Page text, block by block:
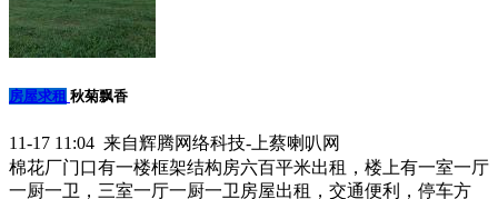
房屋求租 秋菊飘香
11-17 11:04 来自辉腾网络科技-上蔡喇叭网
棉花厂门口有一楼框架结构房六百平米出租，楼上有一室一厅
一厨一卫，三室一厅一厨一卫房屋出租，交通便利，停车方